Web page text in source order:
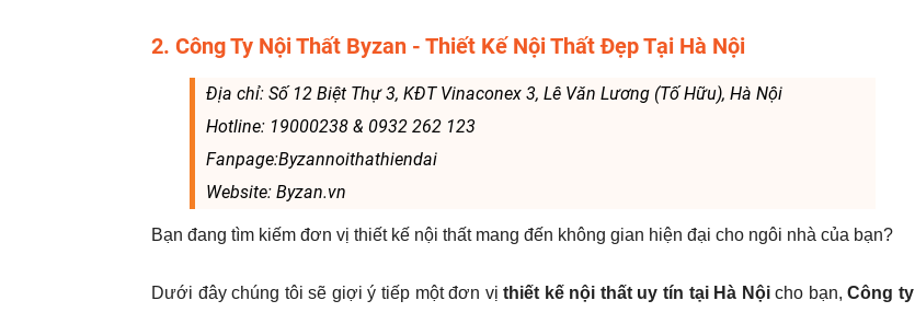
2. Công Ty Nội Thất Byzan - Thiết Kế Nội Thất Đẹp Tại Hà Nội
Địa chỉ: Số 12 Biệt Thự 3, KĐT Vinaconex 3, Lê Văn Lương (Tố Hữu), Hà Nội
Hotline: 19000238 & 0932 262 123
Fanpage:Byzannoithathiendai
Website: Byzan.vn
Bạn đang tìm kiếm đơn vị thiết kế nội thất mang đến không gian hiện đại cho ngôi nhà của bạn?
Dưới đây chúng tôi sẽ giợi ý tiếp một đơn vịthiết kế nội thất uy tín tại Hà Nộicho bạn,Công ty